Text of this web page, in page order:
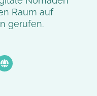
Raum auf
gerufen.